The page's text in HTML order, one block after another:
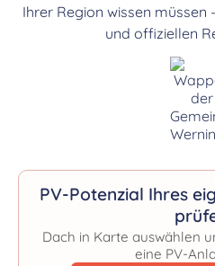
Ihrer Region wissen
und offiziellen
PV-Potenzial Ihres
Dach in Karte auswählen
eine PV-